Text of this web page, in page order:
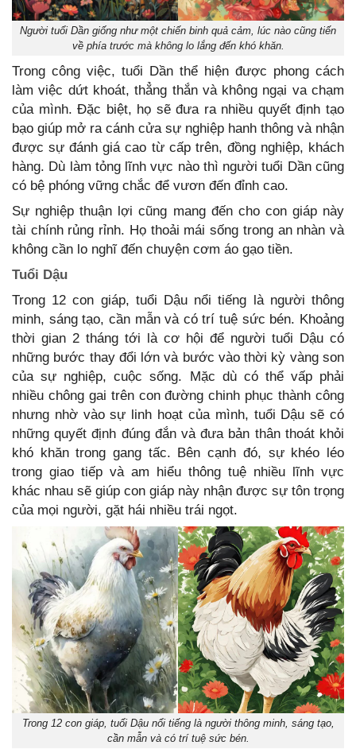
Người tuổi Dần giống như một chiến binh quả cảm, lúc nào cũng tiến
về phía trước mà không lo lắng đến khó khăn.
Trong công việc, tuổi Dần thể hiện được phong cách
làm việc dứt khoát, thẳng thắn và không ngại va chạm
của mình. Đặc biệt, họ sẽ đưa ra nhiều quyết định tạo
bạo giúp mở ra cánh cửa sự nghiệp hanh thông và nhận
được sự đánh giá cao từ cấp trên, đồng nghiệp, khách
hàng. Dù làm tỏng lĩnh vực nào thì người tuổi Dần cũng
có bệ phóng vững chắc để vươn đến đỉnh cao.
Sự nghiệp thuận lợi cũng mang đến cho con giáp này
tài chính rủng rỉnh. Họ thoải mái sống trong an nhàn và
không cần lo nghĩ đến chuyện cơm áo gạo tiền.
Tuổi Dậu
Trong 12 con giáp, tuổi Dậu nổi tiếng là người thông
minh, sáng tạo, cần mẫn và có trí tuệ sức bén. Khoảng
thời gian 2 tháng tới là cơ hội để người tuổi Dậu có
những bước thay đổi lớn và bước vào thời kỳ vàng son
của sự nghiệp, cuộc sống. Mặc dù có thể vấp phải
nhiều chông gai trên con đường chinh phục thành công
nhưng nhờ vào sự linh hoạt của mình, tuổi Dậu sẽ có
những quyết định đúng đắn và đưa bản thân thoát khỏi
khó khăn trong gang tấc. Bên cạnh đó, sự khéo léo
trong giao tiếp và am hiểu thông tuệ nhiều lĩnh vực
khác nhau sẽ giúp con giáp này nhận được sự tôn trọng
của mọi người, gặt hái nhiều trái ngọt.
Trong 12 con giáp, tuổi Dậu nổi tiếng là người thông minh, sáng tạo,
cần mẫn và có trí tuệ sức bén.